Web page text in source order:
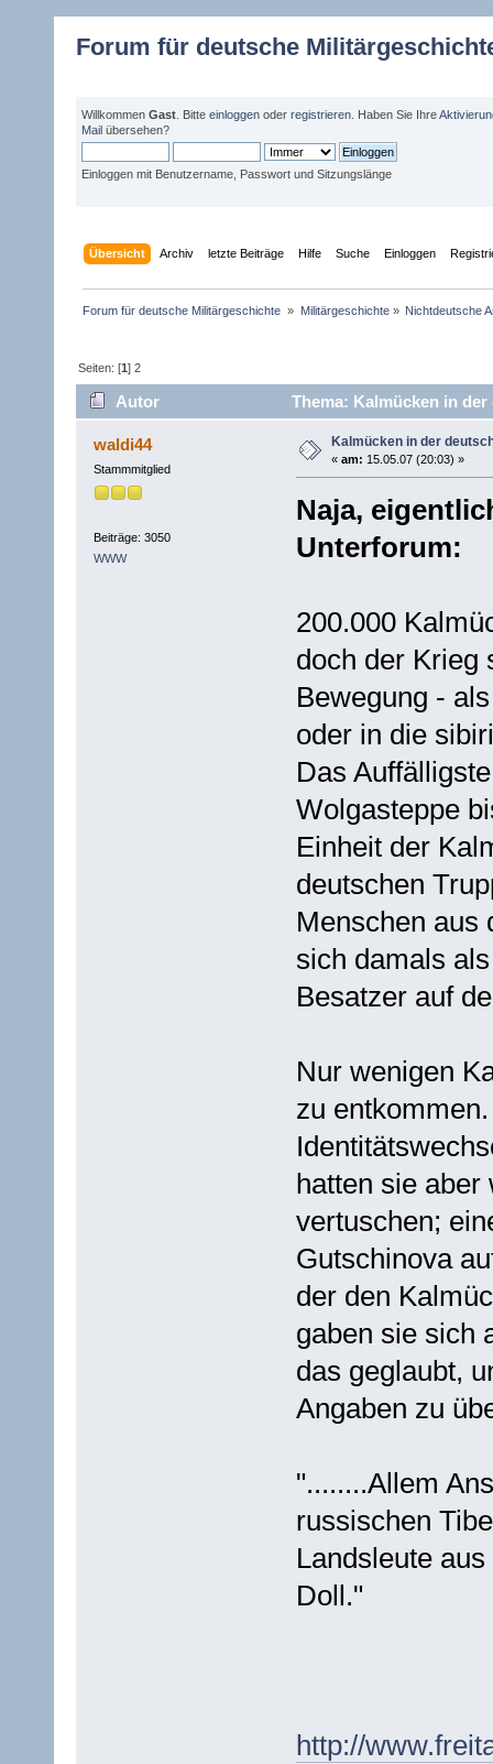
Forum für deutsche
Willkommen Gast . Bitte einloggen oder registrieren . Haben Sie Ihre
Mail übersehen?
Einloggen mit Benutzername, Passwort und Sitzungslänge
Übersicht Archiv letzte Beiträge Hilfe Suche Einloggen
Forum für deutsche Militärgeschichte » Militärgeschichte» Nichtdeutsche
Seiten: [1]2
Autor Thema: Kalmücken in
waldi44
Stammmitglied
Beiträge: 3050
WWW
Kalmücken in der
« am: 15.05.07 (20:03) »
Naja,
Unterforum:
200.000
doch der Krieg
Bewegung -
oder in die
Das
Wolgasteppe
Einheit der
deutschen
Menschen aus
sich damals
Besatzer auf
Nur wenigen
zu
hatten sie aber
vertuschen;
Gutschinova
der den
gaben sie sich
das geglaubt,
Angaben zu
"........Allem
russischen
Landsleute
Doll."
http://